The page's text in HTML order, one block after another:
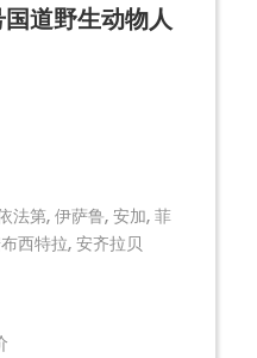
道野生动物人
法第, 伊萨鲁, 安加, 菲
西特拉, 安齐拉贝